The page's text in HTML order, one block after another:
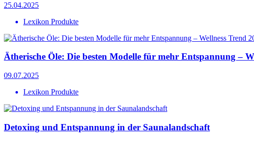
25.04.2025
Lexikon Produkte
Ätherische Öle: Die besten Modelle für mehr Entspannung –
09.07.2025
Lexikon Produkte
Detoxing und Entspannung in der Saunalandschaft